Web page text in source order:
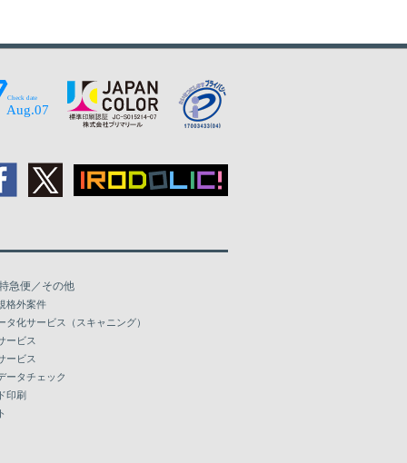
急便／その他
格外案件
タ化サービス（スキャニング）
ービス
ービス
ータチェック
印刷